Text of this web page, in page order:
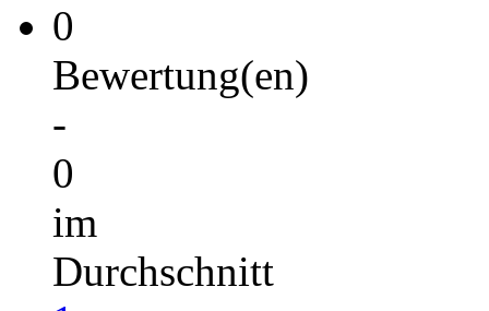
0
Bewertung(en)
-
0
im
Durchschnitt